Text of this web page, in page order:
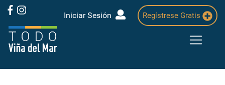
Iniciar Sesión Regístrese Gratis